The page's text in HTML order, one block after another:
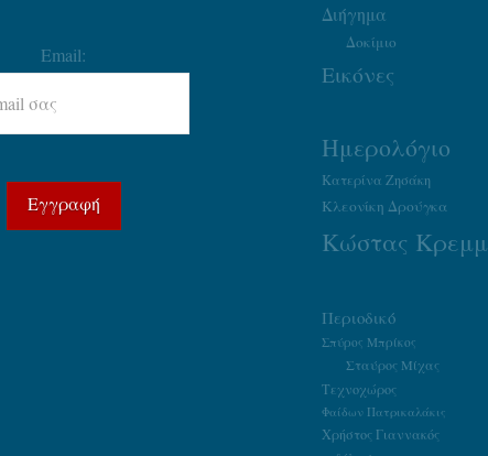
Email:
Διήγημα
Δοκίμιο
Εικόνες
Ημερολόγιο
Κατερίνα Ζησάκη
Κλεονίκη Δρούγκα
Περιοδικό
Σπύρος Μπρίκος
Σταύρος Μίχας
Τεχνοχώρος
Φαίδων Πατρικαλάκις
Χρήστος Γιαννακός